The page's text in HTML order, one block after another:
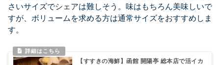
さいサイズでシェアは難しそう。味はもちろん美味しいで
すが、ボリュームを求める方は通常サイズをおすすめしま
す。
【すすきの海鮮】函館 開陽亭 総本店で活イカ